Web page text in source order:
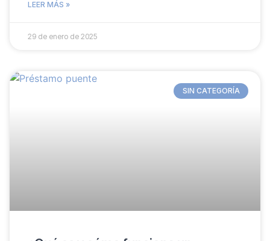
LEER MÁS »
29 de enero de 2025
SIN CATEGORÍA